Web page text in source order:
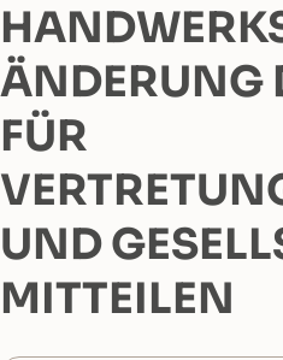
ÄNDERUNG
FÜR
UND
MITTEILEN